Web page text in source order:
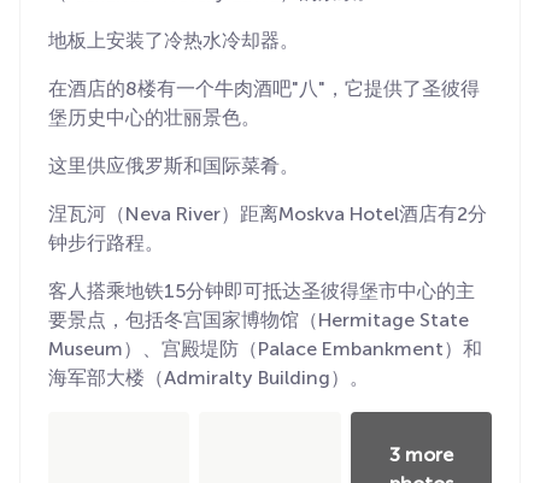
地板上安装了冷热水冷却器。
在酒店的8楼有一个牛肉酒吧"八"，它提供了圣彼得
堡历史中心的壮丽景色。
这里供应俄罗斯和国际菜肴。
涅瓦河（Neva River）距离Moskva Hotel酒店有2分
钟步行路程。
客人搭乘地铁15分钟即可抵达圣彼得堡市中心的主
要景点，包括冬宫国家博物馆（Hermitage State
Museum）、宫殿堤防（Palace Embankment）和
海军部大楼（Admiralty Building）。
3 more